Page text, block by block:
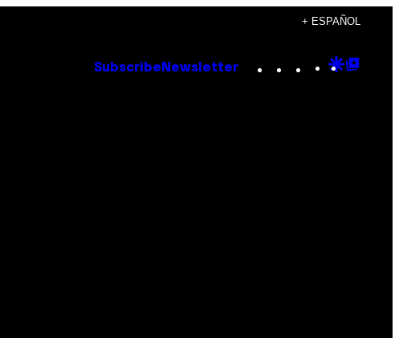
+ ESPAÑOL
Subscribe Newsletter Instagram
TikTok
YouTube
Google